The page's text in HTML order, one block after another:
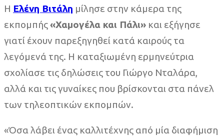
Η Ελένη Βιτάλη μίλησε στην κάμερα της
εκπομπής«Χαμογέλα και Πάλι» και εξήγησε
γιατί έχουν παρεξηγηθεί κατά καιρούς τα
λεγόμενά της. Η καταξιωμένη ερμηνεύτρια
σχολίασε τις δηλώσεις του Γιώργο Νταλάρα,
αλλά και τις γυναίκες που βρίσκονται στα πάνελ
των τηλεοπτικών εκπομπών.
«Όσα λάβει ένας καλλιτέχνης από μία διαφήμιση